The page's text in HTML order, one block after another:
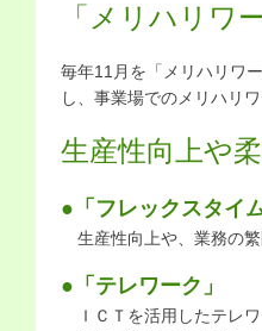
「メリハリワ
毎年11月を「メリハリワ
し、事業場でのメリハリ
生産性向上や
●「フレックスタイ
生産性向上や、業務の
●「テレワーク」
ＩＣＴを活用したテレ